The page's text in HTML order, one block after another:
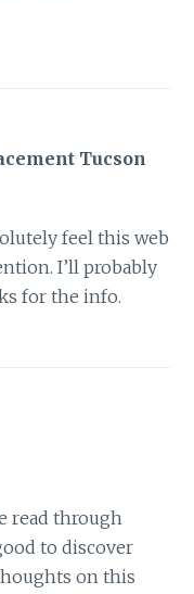
Tucson
feel this web
I’ll probably
for the info.
read through
to discover
on this